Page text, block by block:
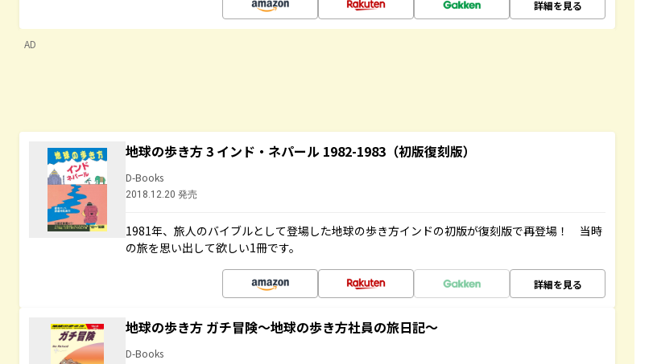
詳細を見る
AD
地球の歩き方 3 インド・ネパール 1982-1983（初版復刻版）
D-Books
2018.12.20 発売
1981年、旅人のバイブルとして登場した地球の歩き方インドの初版が復刻版で再登場！ 当時
の旅を思い出して欲しい1冊です。
詳細を見る
地球の歩き方 ガチ冒険～地球の歩き方社員の旅日記～
D-Books